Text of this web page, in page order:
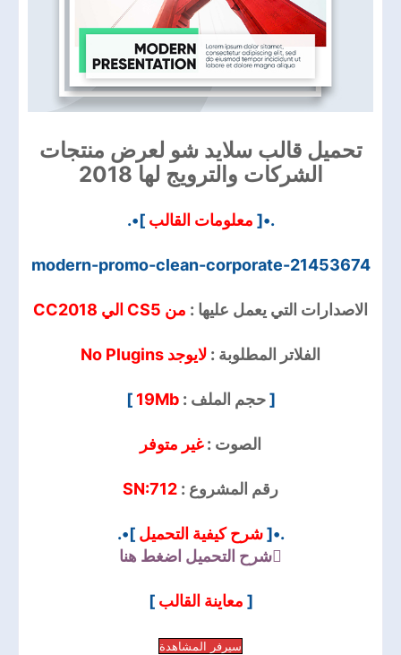
تحميل قالب سلايد شو لعرض منتجات
الشركات والترويج لها 2018
.•[ معلومات القالب ]•.
modern-promo-clean-corporate-21453674
الاصدارات التي يعمل عليها : من CS5 الي CC2018
الفلاتر المطلوبة : لايوجد No Plugins
[حجم الملف :19Mb
]
الصوت :غير متوفر
رقم المشروع : SN:712
.•[شرح كيفية التحميل ]•.
شرح التحميل اضغط هنا
[ معاينة القالب]
سيرفر المشاهدة